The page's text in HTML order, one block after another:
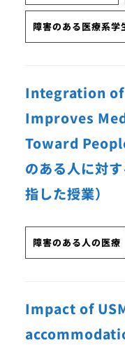
障害のある医療系学
Integration
Improves
Toward
のある人に対
指した授業）
障害のある人の医療
Impact of